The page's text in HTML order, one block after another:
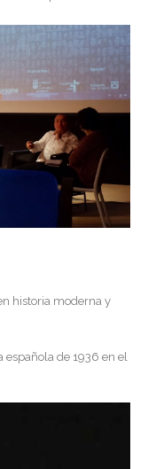
historia moderna y
española de 1936 en el